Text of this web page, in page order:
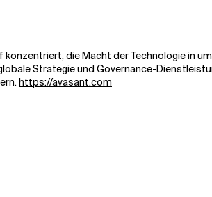
die Macht der Technologie in
Strategie und Governance-
https://avasant.com